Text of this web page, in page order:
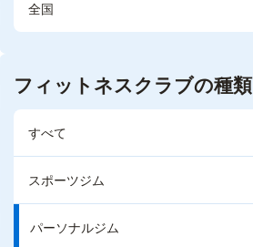
全国
フィットネスクラブの種類
すべて
スポーツジム
パーソナルジム